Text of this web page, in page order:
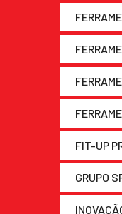
FIT-UP
GRUPO